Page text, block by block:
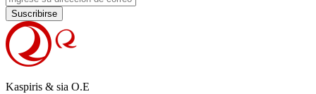
Suscribirse
Kaspiris & sia O.E